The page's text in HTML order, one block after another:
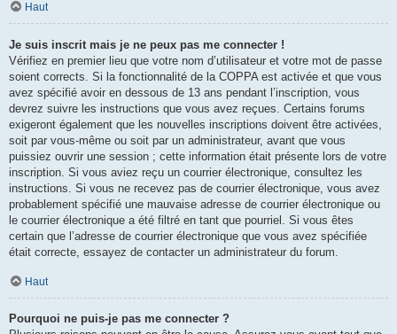
Haut
Je suis inscrit mais je ne peux pas me connecter !
Vérifiez en premier lieu que votre nom d’utilisateur et votre mot de passe
soient corrects. Si la fonctionnalité de la COPPA est activée et que vous
avez spécifié avoir en dessous de 13 ans pendant l’inscription, vous
devrez suivre les instructions que vous avez reçues. Certains forums
exigeront également que les nouvelles inscriptions doivent être activées,
soit par vous-même ou soit par un administrateur, avant que vous
puissiez ouvrir une session ; cette information était présente lors de votre
inscription. Si vous aviez reçu un courrier électronique, consultez les
instructions. Si vous ne recevez pas de courrier électronique, vous avez
probablement spécifié une mauvaise adresse de courrier électronique ou
le courrier électronique a été filtré en tant que pourriel. Si vous êtes
certain que l’adresse de courrier électronique que vous avez spécifiée
était correcte, essayez de contacter un administrateur du forum.
Haut
Pourquoi ne puis-je pas me connecter ?